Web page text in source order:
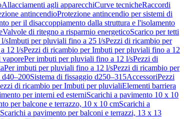
Allacciamenti agli apparecchiCurve tecnicheRaccordi
antincendioProtezione antincendio per sistemi di
per il disaccoppiamento dalla struttura e l'isolamento
Valvole di ritegno a risparmio energeticoScarico per tetti
sImbuti per pluviali fino a 25 l/sPezzi di ricambio per
12 l/sPezzi di ricambio per Imbuti per pluviali fino a 12
vaporePer imbuti per pluviali fino a 12 l/sPezzi di
Per imbuti per pluviali fino a 12 l/sPezzi di ricambio per
d40–200Sistema di fissaggio d250–315AccessoriPezzi
di ricambio per Imbuti per pluvialiElementi barriera
per interni ed esterniScarichi a pavimento 10 x 10
per balcone e terrazzo, 10 x 10 cmScarichi a
a pavimento per balconi e terrazzi, 13 x 13